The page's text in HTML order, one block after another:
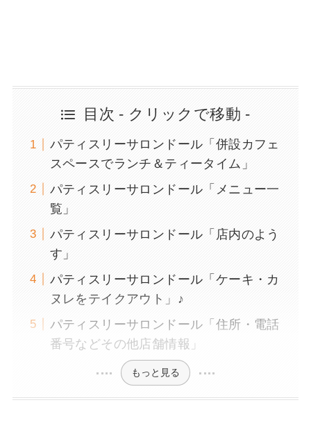
目次 - クリックで移動 -
パティスリーサロンドール「併設カフェ
スペースでランチ＆ティータイム」
パティスリーサロンドール「メニュー一
覧」
パティスリーサロンドール「店内のよう
す」
パティスリーサロンドール「ケーキ・カ
ヌレをテイクアウト」♪
パティスリーサロンドール「住所・電話
番号などその他店舗情報」
もっと見る